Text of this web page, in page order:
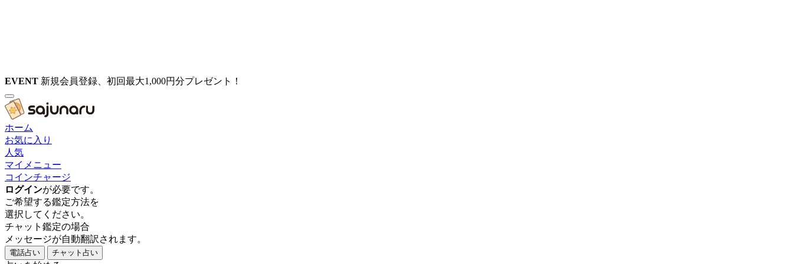
EVENT 新規会員登録、初回最大1,000円分プレゼント！
ホーム
お気に入り
人気
マイメニュー
コインチャージ
ログインが必要です。
ご希望する鑑定方法を
選択してください。
チャット鑑定の場合
メッセージが自動翻訳されます。
電話占い チャット占い